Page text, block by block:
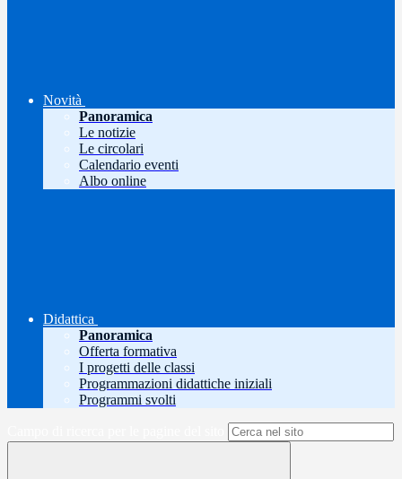
Novità
Panoramica
Le notizie
Le circolari
Calendario eventi
Albo online
Didattica
Panoramica
Offerta formativa
I progetti delle classi
Programmazioni didattiche iniziali
Programmi svolti